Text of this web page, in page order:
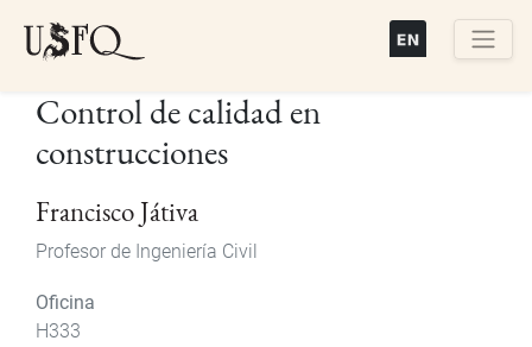
principal
Control de calidad en
construcciones
Francisco Játiva
Profesor de Ingeniería Civil
Oficina
H333